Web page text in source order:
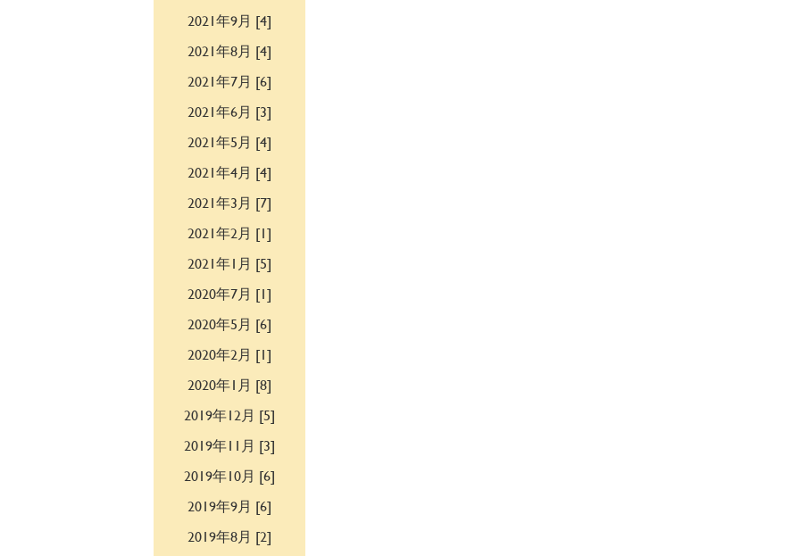
2021年9月 [4]
2021年8月 [4]
2021年7月 [6]
2021年6月 [3]
2021年5月 [4]
2021年4月 [4]
2021年3月 [7]
2021年2月 [1]
2021年1月 [5]
2020年7月 [1]
2020年5月 [6]
2020年2月 [1]
2020年1月 [8]
2019年12月 [5]
2019年11月 [3]
2019年10月 [6]
2019年9月 [6]
2019年8月 [2]